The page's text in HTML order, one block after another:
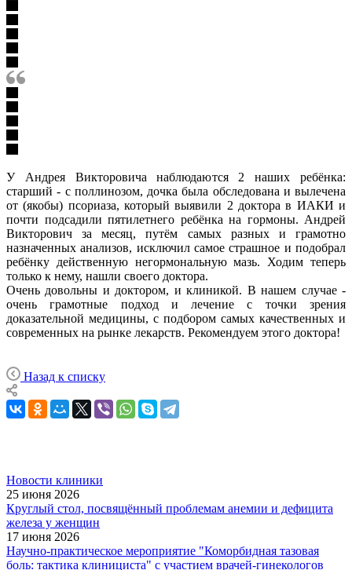
У Андрея Викторовича наблюдаются 2 наших ребёнка:
старший - с поллинозом, дочка была обследована и вылечена
от (якобы) псориаза, который выявили 2 доктора в ИАКИ и
почти подсадили пятилетнего ребёнка на гормоны. Андрей
Викторович за месяц, путём самых разных и грамотно
назначенных анализов, исключил самое страшное и подобрал
ребёнку действенную негормональную мазь. Ходим теперь
только к нему, нашли своего доктора.
Очень довольны и доктором, и клиникой. В нашем случае -
очень грамотные подход и лечение с точки зрения
доказательной медицины, с подбором самых качественных и
современных на рынке лекарств. Рекомендуем этого доктора!
Назад к списку
Новости клиники
25 июня 2026
Круглый стол, посвящённый проблемам анемии и дефицита
железа у женщин
17 июня 2026
Научно-практическое мероприятие "Коморбидная тазовая
боль: тактика клинициста" с участием врачей-гинекологов